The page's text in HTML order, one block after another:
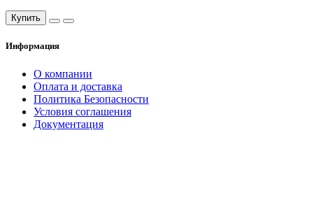
Купить
Информация
О компании
Оплата и доставка
Политика Безопасности
Условия соглашения
Документация